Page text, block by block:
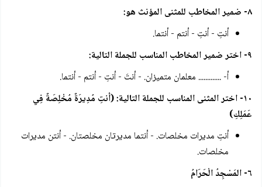
٨- ضمير المخاطب للمثنى المؤنث هو:
أنتِ - أنتِ - أنتم - أنتما.
٩- اختر ضمير المخاطب المناسب للجملة التالية:
أ- ............. معلمان متميزان. - أنتَ - أنتِ - أنتم - أنتما.
١٠- اختر المثنى المناسب للجملة التالية: (أنتِ مُدِيرَةٌ مُخْلِصَةٌ فِي
عَمَلِكِ)
أنتِ مديرات مخلصات. - أنتما مديرتان مخلصتان. - أنتن مديرات
مخلصات.
٦- المَسْجِدُ الْحَرَامُ